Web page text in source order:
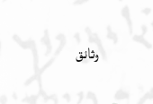
وثائق